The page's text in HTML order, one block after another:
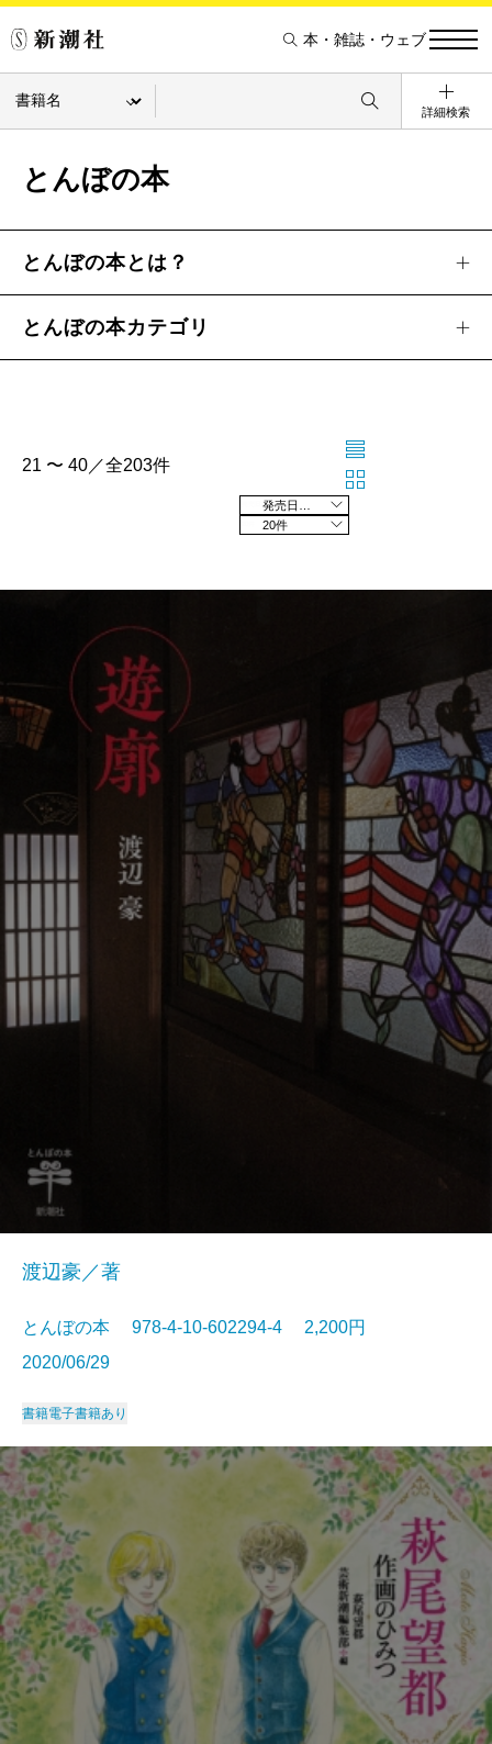
本・雑誌・ウェブ
詳細検索
とんぼの本
とんぼの本とは？
とんぼの本カテゴリ
21 〜 40／全203件
20件
渡辺豪／著
とんぼの本 978-4-10-602294-4 2,200円
2020/06/29
書籍電子書籍あり